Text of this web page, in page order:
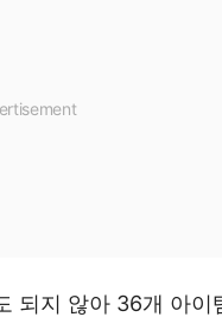
되지 않아 36개 아이